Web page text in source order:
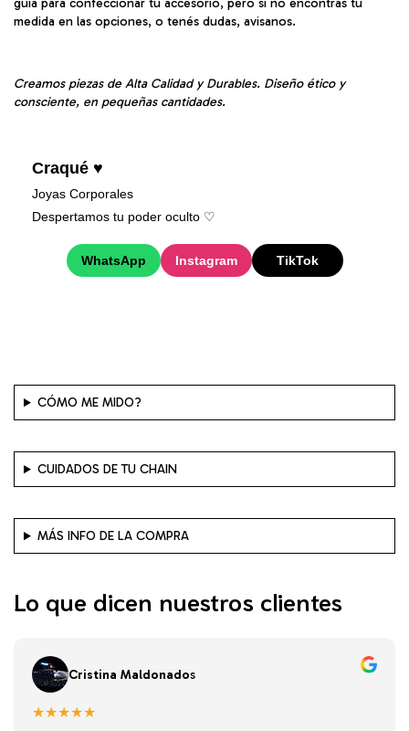
guía para confeccionar tu accesorio, pero si no encontrás tu
medida en las opciones, o tenés dudas, avisanos.
Creamos piezas de Alta Calidad y Durables. Diseño ético y
consciente, en pequeñas cantidades.
Craqué ♥
Joyas Corporales
Despertamos tu poder oculto ♡︎
WhatsApp Instagram TikTok
CÓMO ME MIDO?
CUIDADOS DE TU CHAIN
MÁS INFO DE LA COMPRA
Lo que dicen nuestros clientes
Cristina Maldonados
★★★★★